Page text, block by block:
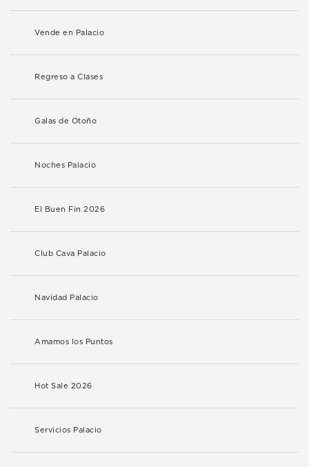
Vende en Palacio
Regreso a Clases
Galas de Otoño
Noches Palacio
El Buen Fin 2026
Club Cava Palacio
Navidad Palacio
Amamos los Puntos
Hot Sale 2026
Servicios Palacio